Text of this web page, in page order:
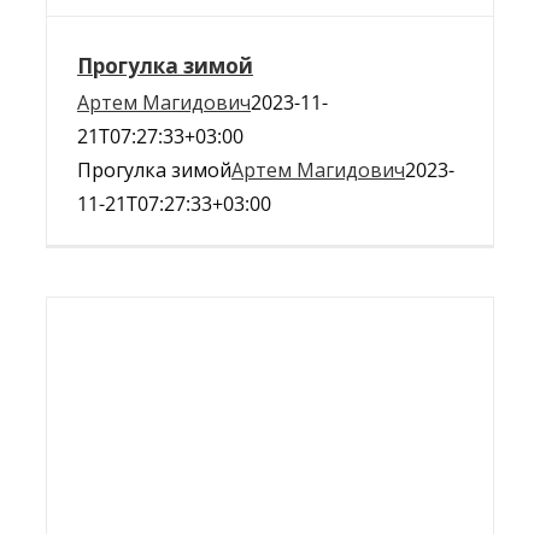
Прогулка зимой
Артем Магидович2023-11-
21T07:27:33+03:00
Прогулка зимойАртем Магидович2023-
11-21T07:27:33+03:00